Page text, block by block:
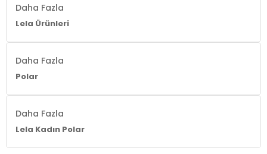
Daha Fazla
Lela Ürünleri
Daha Fazla
Polar
Daha Fazla
Lela Kadın Polar